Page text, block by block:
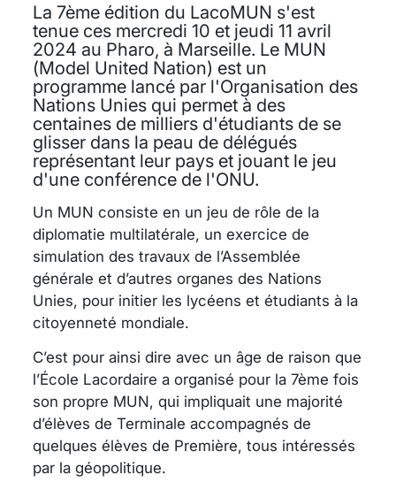
La 7ème édition du LacoMUN s'est
tenue ces mercredi 10 et jeudi 11 avril
2024 au Pharo, à Marseille. Le MUN
(Model United Nation) est un
programme lancé par l'Organisation des
Nations Unies qui permet à des
centaines de milliers d'étudiants de se
glisser dans la peau de délégués
représentant leur pays et jouant le jeu
d'une conférence de l'ONU.
Un MUN consiste en un jeu de rôle de la
diplomatie multilatérale, un exercice de
simulation des travaux de l’Assemblée
générale et d’autres organes des Nations
Unies, pour initier les lycéens et étudiants à la
citoyenneté mondiale.
C’est pour ainsi dire avec un âge de raison que
l’École Lacordaire a organisé pour la 7ème fois
son propre MUN, qui impliquait une majorité
d’élèves de Terminale accompagnés de
quelques élèves de Première, tous intéressés
par la géopolitique.